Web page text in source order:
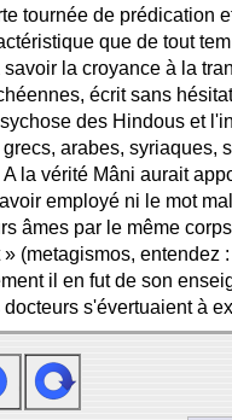
tournée de prédication
que de tout
la croyance à la
écrit sans
des Hindous et
arabes, syriaques,
la vérité Mâni aurait
employé ni le mot
âmes par le même
(metagismos,
il en fut de son
s'évertuaient à